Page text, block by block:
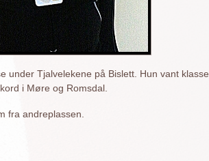
under Tjalvelekene på Bislett. Hun vant klasse
i Møre og Romsdal.
fra andreplassen.